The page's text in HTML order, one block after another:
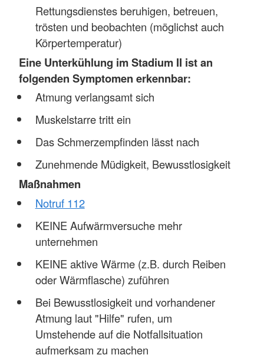
Rettungsdienstes beruhigen, betreuen,
trösten und beobachten (möglichst auch
Körpertemperatur)
Eine Unterkühlung im Stadium II ist an
folgenden Symptomen erkennbar:
Atmung verlangsamt sich
Muskelstarre tritt ein
Das Schmerzempfinden lässt nach
Zunehmende Müdigkeit, Bewusstlosigkeit
Maßnahmen
Notruf 112
KEINE Aufwärmversuche mehr
unternehmen
KEINE aktive Wärme (z.B. durch Reiben
oder Wärmflasche) zuführen
Bei Bewusstlosigkeit und vorhandener
Atmung laut "Hilfe" rufen, um
Umstehende auf die Notfallsituation
aufmerksam zu machen